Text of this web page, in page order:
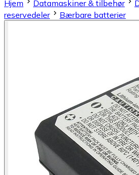
Hjem
Datamaskiner & tilbehør
reservedeler
Bærbare batterier